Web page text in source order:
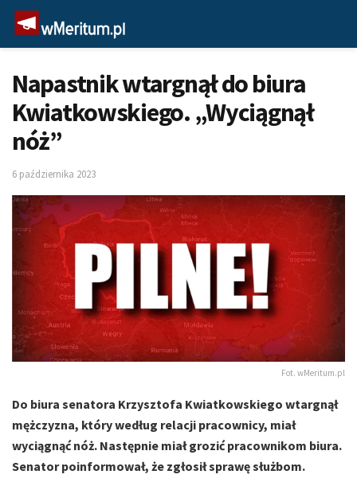
Napastnik wtargnął do biura
Kwiatkowskiego. „Wyciągnął
nóż”
6 października 2023
Fot. wMeritum.pl
Do biura senatora Krzysztofa Kwiatkowskiego wtargnął
mężczyzna, który według relacji pracownicy, miał
wyciągnąć nóż. Następnie miał grozić pracownikom biura.
Senator poinformował, że zgłosił sprawę służbom.